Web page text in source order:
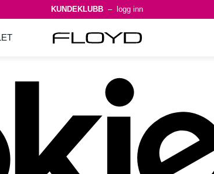
KUNDEKLUBB – logg inn